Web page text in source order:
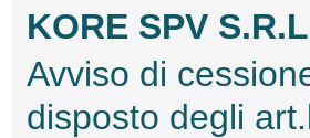
KORE SPV
Avviso di
disposto degli